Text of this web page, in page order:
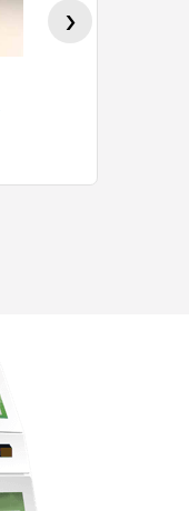
›